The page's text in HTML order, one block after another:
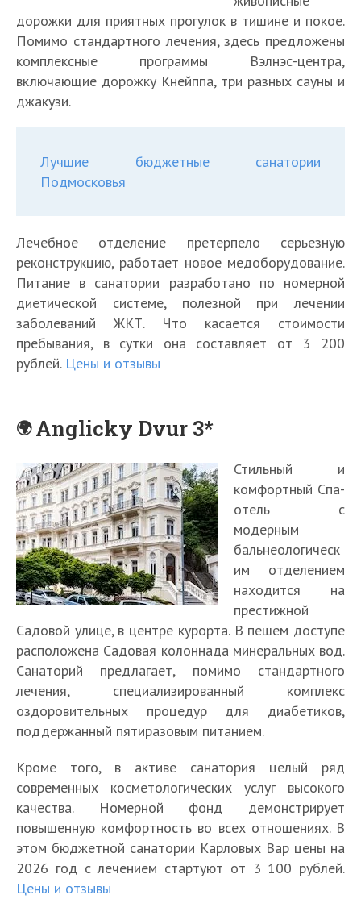
дорожки для приятных прогулок в тишине и покое.
Помимо стандартного лечения, здесь предложены
комплексные программы Вэлнэс-центра,
включающие дорожку Кнейппа, три разных сауны и
джакузи.
Лучшие бюджетные санатории
Подмосковья
Лечебное отделение претерпело серьезную
реконструкцию, работает новое медоборудование.
Питание в санатории разработано по номерной
диетической системе, полезной при лечении
заболеваний ЖКТ. Что касается стоимости
пребывания, в сутки она составляет от 3 200
рублей. Цены и отзывы
Anglicky Dvur 3*
Стильный и
комфортный Спа-
отель с
модерным
бальнеологическ
им отделением
находится на
престижной
Садовой улице, в центре курорта. В пешем доступе
расположена Садовая колоннада минеральных вод.
Санаторий предлагает, помимо стандартного
лечения, специализированный комплекс
оздоровительных процедур для диабетиков,
поддержанный пятиразовым питанием.
Кроме того, в активе санатория целый ряд
современных косметологических услуг высокого
качества. Номерной фонд демонстрирует
повышенную комфортность во всех отношениях. В
этом бюджетной санатории Карловых Вар цены на
2026 год с лечением стартуют от 3 100 рублей.
Цены и отзывы